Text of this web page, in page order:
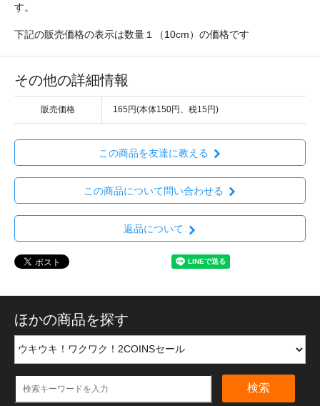
す。
下記の販売価格の表示は数量１（10cm）の価格です
その他の詳細情報
販売価格 165円(本体150円、税15円)
この商品を友達に教える
この商品について問い合わせる
返品について
ほかの商品を探す
検索